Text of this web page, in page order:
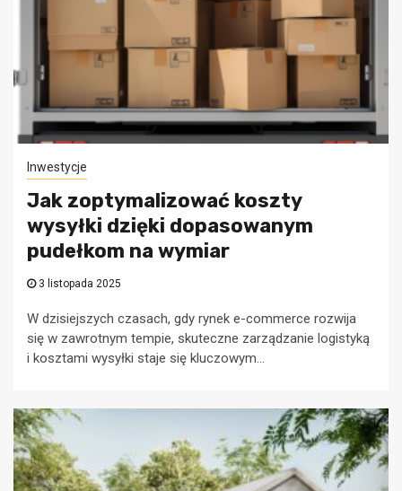
Inwestycje
Jak zoptymalizować koszty
wysyłki dzięki dopasowanym
pudełkom na wymiar
3 listopada 2025
W dzisiejszych czasach, gdy rynek e-commerce rozwija
się w zawrotnym tempie, skuteczne zarządzanie logistyką
i kosztami wysyłki staje się kluczowym...